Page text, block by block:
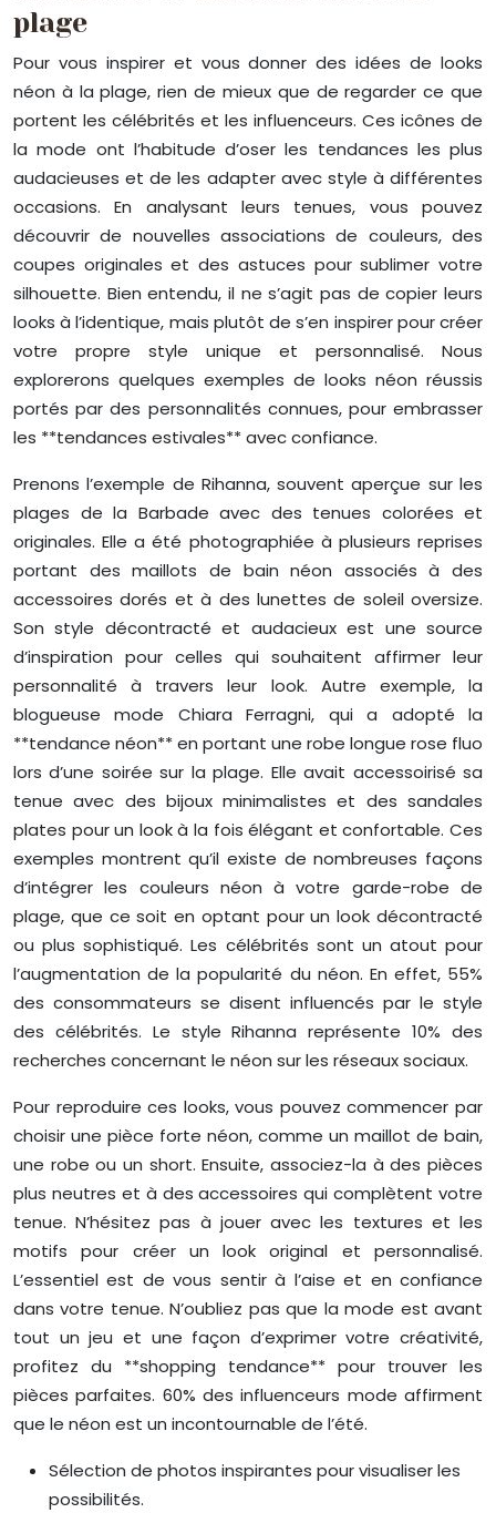
plage
Pour vous inspirer et vous donner des idées de looks
néon à la plage, rien de mieux que de regarder ce que
portent les célébrités et les influenceurs. Ces icônes de
la mode ont l’habitude d’oser les tendances les plus
audacieuses et de les adapter avec style à différentes
occasions. En analysant leurs tenues, vous pouvez
découvrir de nouvelles associations de couleurs, des
coupes originales et des astuces pour sublimer votre
silhouette. Bien entendu, il ne s’agit pas de copier leurs
looks à l’identique, mais plutôt de s’en inspirer pour créer
votre propre style unique et personnalisé. Nous
explorerons quelques exemples de looks néon réussis
portés par des personnalités connues, pour embrasser
les **tendances estivales** avec confiance.
Prenons l’exemple de Rihanna, souvent aperçue sur les
plages de la Barbade avec des tenues colorées et
originales. Elle a été photographiée à plusieurs reprises
portant des maillots de bain néon associés à des
accessoires dorés et à des lunettes de soleil oversize.
Son style décontracté et audacieux est une source
d’inspiration pour celles qui souhaitent affirmer leur
personnalité à travers leur look. Autre exemple, la
blogueuse mode Chiara Ferragni, qui a adopté la
**tendance néon** en portant une robe longue rose fluo
lors d’une soirée sur la plage. Elle avait accessoirisé sa
tenue avec des bijoux minimalistes et des sandales
plates pour un look à la fois élégant et confortable. Ces
exemples montrent qu’il existe de nombreuses façons
d’intégrer les couleurs néon à votre garde-robe de
plage, que ce soit en optant pour un look décontracté
ou plus sophistiqué. Les célébrités sont un atout pour
l’augmentation de la popularité du néon. En effet, 55%
des consommateurs se disent influencés par le style
des célébrités. Le style Rihanna représente 10% des
recherches concernant le néon sur les réseaux sociaux.
Pour reproduire ces looks, vous pouvez commencer par
choisir une pièce forte néon, comme un maillot de bain,
une robe ou un short. Ensuite, associez-la à des pièces
plus neutres et à des accessoires qui complètent votre
tenue. N’hésitez pas à jouer avec les textures et les
motifs pour créer un look original et personnalisé.
L’essentiel est de vous sentir à l’aise et en confiance
dans votre tenue. N’oubliez pas que la mode est avant
tout un jeu et une façon d’exprimer votre créativité,
profitez du **shopping tendance** pour trouver les
pièces parfaites. 60% des influenceurs mode affirment
que le néon est un incontournable de l’été.
Sélection de photos inspirantes pour visualiser les
possibilités.